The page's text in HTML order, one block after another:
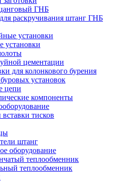
ГНБ
раскручивания штанг ГНБ
установки
установки
цементации
для колонкового бурения
установок
цепи
компоненты
тисков
штанг
оборудование
теплообменник
теплообменник